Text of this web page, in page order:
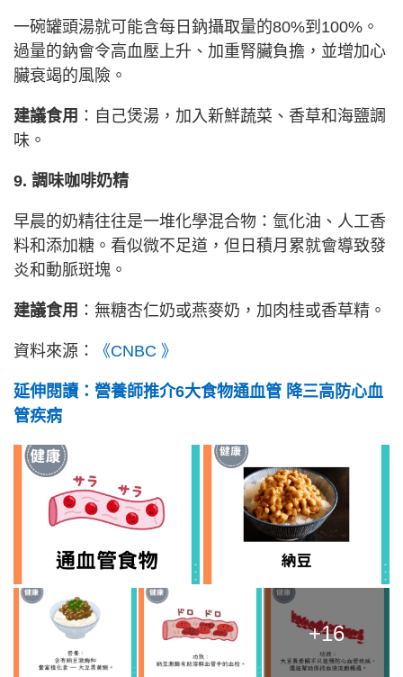
一碗罐頭湯就可能含每日鈉攝取量的80%到100%。
過量的鈉會令高血壓上升、加重腎臟負擔，並增加心
臟衰竭的風險。
建議食用 ：自己煲湯，加入新鮮蔬菜、香草和海鹽調
味。
9. 調味咖啡奶精
早晨的奶精往往是一堆化學混合物：氫化油、人工香
料和添加糖。看似微不足道，但日積月累就會導致發
炎和動脈斑塊。
建議食用 ：無糖杏仁奶或燕麥奶，加肉桂或香草精。
資料來源： 《CNBC 》
延伸閱讀：營養師推介6大食物通血管 降三高防心血
管疾病
+16